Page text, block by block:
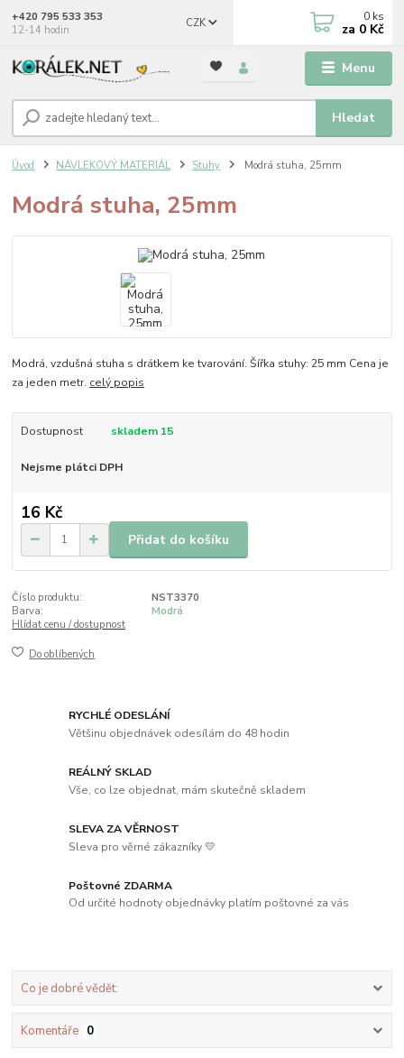
Menu
CZK
Hledat
+420 795 533 353
12-14 hodin
0 ks
za 0 Kč
Úvod NÁVLEKOVÝ MATERIÁL Stuhy Modrá stuha, 25mm
Modrá stuha, 25mm
Modrá, vzdušná stuha s drátkem ke tvarování. Šířka stuhy: 25 mm Cena je
za jeden metr. celý popis
Dostupnost skladem 15
Nejsme plátci DPH
16 Kč
Přidat do košíku
Číslo produktu:
NST3370
Barva:
Modrá
Hlídat cenu / dostupnost
Do oblíbených
RYCHLÉ ODESLÁNÍ
Většinu objednávek odesílám do 48 hodin
REÁLNÝ SKLAD
Vše, co lze objednat, mám skutečně skladem
SLEVA ZA VĚRNOST
Sleva pro věrné zákazníky 💛
Poštovné ZDARMA
Od určité hodnoty objednávky platím poštovné za vás
Co je dobré vědět:
Komentáře 0